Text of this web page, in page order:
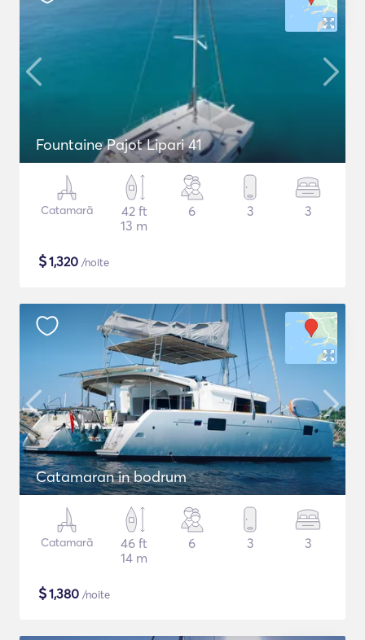
Fountaine Pajot Lipari 41
Catamarã
42 ft
13 m
6 3 3
$1,320 /noite
Catamaran in bodrum
Catamarã
46 ft
14 m
6 3 3
$1,380 /noite